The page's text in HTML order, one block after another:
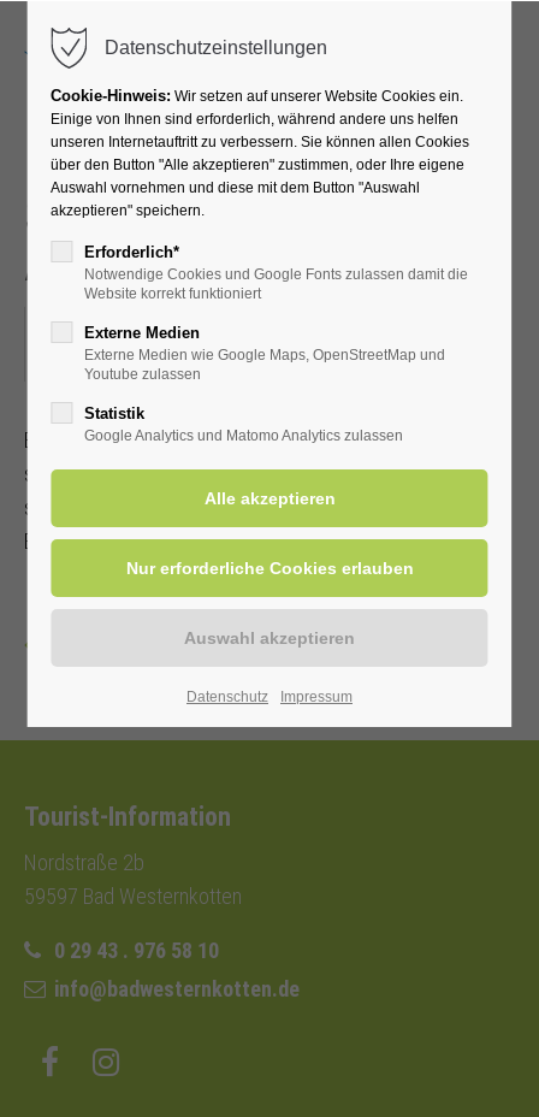
EFT Klopfakupressur -
Selbsthilfe bei Stress und
Angst
04.09.2024, 18:45–20:15
ORT: TREFFPUNKT: VOR DER KURHALLE
EFT Klopfakupressur ist eine anerkannte Heilmethode, die
schnell erlernbar ist. Sie kann bei körperlichen und
seelischen Problemen eingesetzt werden. Mit Kur-/
Einwohnerkarte 6,00 €, ohne 9,00 €
Tourist-Information
Nordstraße 2b
59597 Bad Westernkotten
0 29 43 . 976 58 10
info@badwesternkotten.de
Datenschutzeinstellungen
Cookie-Hinweis: Wir setzen auf unserer Website Cookies ein.
Einige von Ihnen sind erforderlich, während andere uns helfen
unseren Internetauftritt zu verbessern. Sie können allen Cookies
über den Button "Alle akzeptieren" zustimmen, oder Ihre eigene
Auswahl vornehmen und diese mit dem Button "Auswahl
akzeptieren" speichern.
Erforderlich*
Notwendige Cookies und Google Fonts zulassen damit die
Website korrekt funktioniert
Externe Medien
Externe Medien wie Google Maps, OpenStreetMap und
Youtube zulassen
Statistik
Google Analytics und Matomo Analytics zulassen
Datenschutz Impressum